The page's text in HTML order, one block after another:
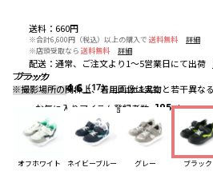
ブラック
※撮影場所の関係上、着用画像は実物と若干異なる
ブラック
ブラック
オフホワイト ネイビーブルー グレー ブラック
送料 ： 660円
※合計6,600円（税込）以上の購入で 送料無料
詳細
※店頭受取なら 送料無料 詳細
配送 ： 通常、ご注文より1～5営業日にて出荷
4.6 （17）レビューを見る
お気に入りアイテム登録者数 195 人